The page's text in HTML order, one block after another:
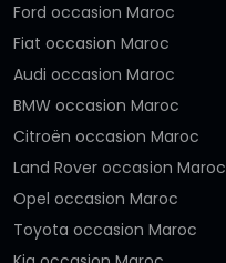
Ford occasion Maroc
Fiat occasion Maroc
Audi occasion Maroc
BMW occasion Maroc
Citroën occasion Maroc
Land Rover occasion Maroc
Opel occasion Maroc
Toyota occasion Maroc